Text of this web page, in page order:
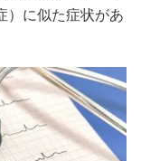
）に似た症状があ